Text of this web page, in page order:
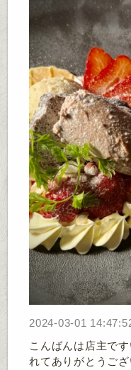
2024-03-01
こんばんは店主で
れてありがとうご